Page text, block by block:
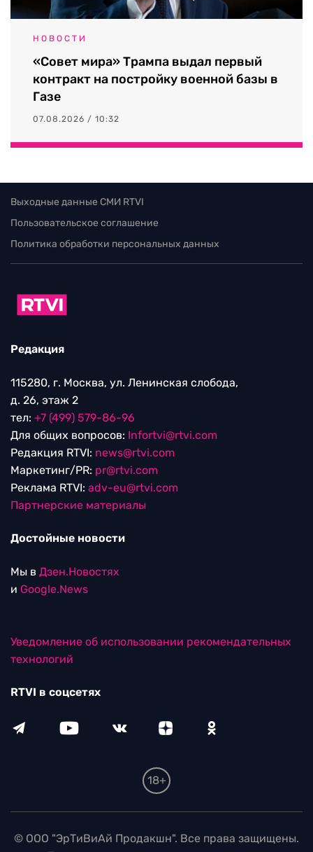
НОВОСТИ
«Совет мира» Трампа выдал первый
контракт на постройку военной базы в
Газе
07.08.2026 / 10:32
Выходные данные СМИ RTVI
Пользовательское соглашение
Политика обработки персональных данных
Редакция
115280, г. Москва, ул. Ленинская слобода,
д. 26, этаж 2
тел: +7 (499) 579-86-96
Для общих вопросов: Infortvi@rtvi.com
Редакция RTVI: news@rtvi.com
Маркетинг/PR: pr@rtvi.com
Реклама RTVI: adv-eu@rtvi.com
Партнерские материалы
Достойные новости
Мы в Дзен.Новостях
и Google.News
Уведомление об использовании рекомендательных
технологий
RTVI в соцсетях
18+
© ООО "ЭрТиВиАй Продакшн". Все права защищены.